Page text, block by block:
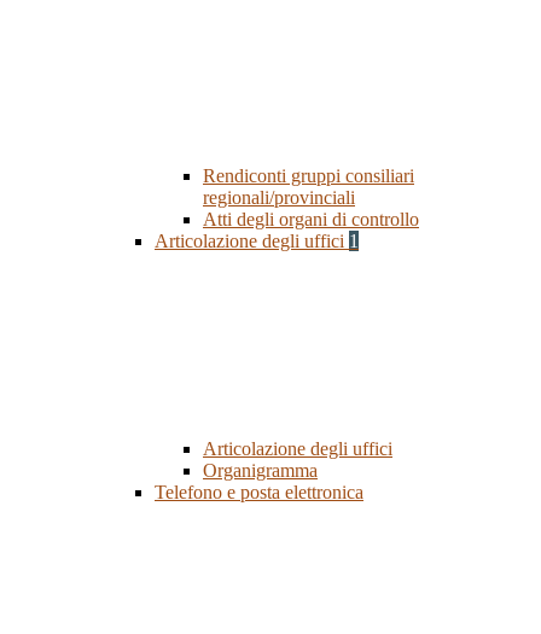
Rendiconti gruppi consiliari
regionali/provinciali
Atti degli organi di controllo
Articolazione degli uffici 1
Articolazione degli uffici
Organigramma
Telefono e posta elettronica